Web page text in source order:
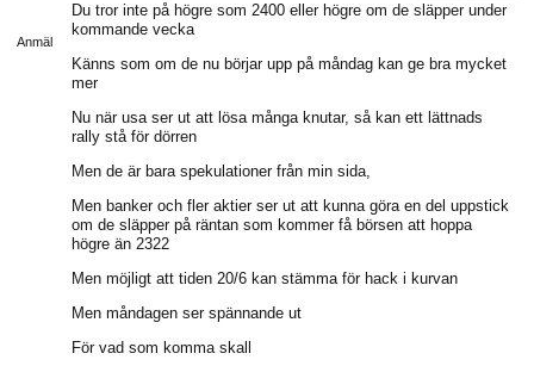
Anmäl
Du tror inte på högre som 2400 eller högre om de släpper under
kommande vecka
Känns som om de nu börjar upp på måndag kan ge bra mycket
mer
Nu när usa ser ut att lösa många knutar, så kan ett lättnads
rally stå för dörren
Men de är bara spekulationer från min sida,
Men banker och fler aktier ser ut att kunna göra en del uppstick
om de släpper på räntan som kommer få börsen att hoppa
högre än 2322
Men möjligt att tiden 20/6 kan stämma för hack i kurvan
Men måndagen ser spännande ut
För vad som komma skall